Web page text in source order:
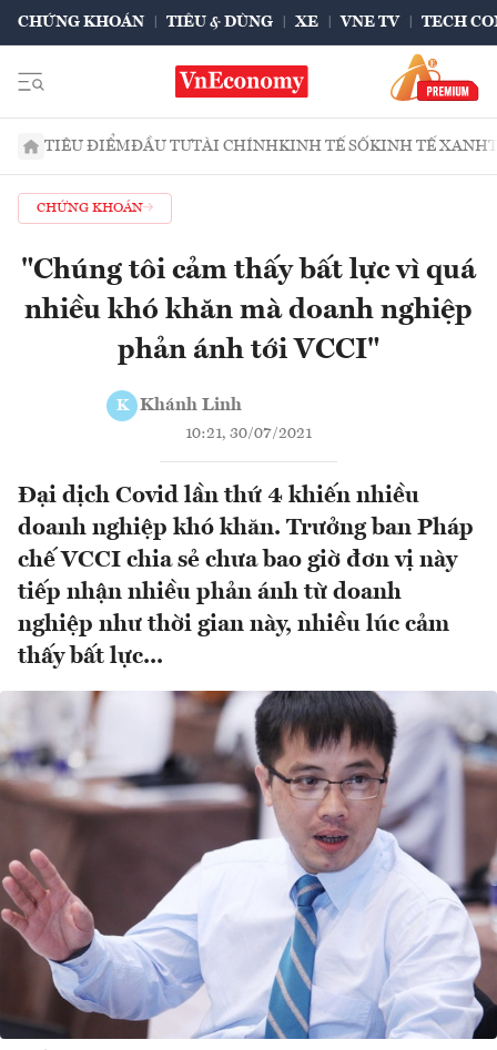
CHỨNG KHOÁN TIÊU & DÙNG XE VNE TV TECH
TIÊU ĐIỂMĐẦU TƯTÀI CHÍNHKINH TẾ SỐKINH TẾ XANH
CHỨNG KHOÁN
"Chúng tôi cảm thấy bất lực vì quá
nhiều khó khăn mà doanh nghiệp
phản ánh tới VCCI"
K Khánh Linh
10:21, 30/07/2021
Đại dịch Covid lần thứ 4 khiến nhiều
doanh nghiệp khó khăn. Trưởng ban Pháp
chế VCCI chia sẻ chưa bao giờ đơn vị này
tiếp nhận nhiều phản ánh từ doanh
nghiệp như thời gian này, nhiều lúc cảm
thấy bất lực...